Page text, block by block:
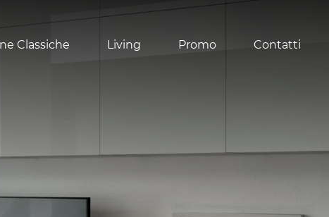
Classiche Living Promo Contatti